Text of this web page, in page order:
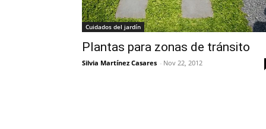
Cuidados del jardín
Plantas para zonas de tránsito
Silvia Martínez Casares - Nov 22, 2012